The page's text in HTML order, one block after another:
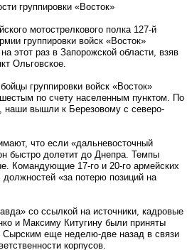
группировки «Восток»
мотострелкового полка 127-й
группировки войск «Восток»
этот раз в Запорожской области, взяв
Ольговское.
группировки войск «Восток»
по счету населенным пунктом. По
наши вышли к Березовому с северо-
что если «дальневосточный
быстро долетит до Днепра. Темпы
Командующие 17-го и 20-го армейских
«за потерю позиций на
со ссылкой на источники, кадровые
и Максиму Китугину были приняты
еще неделю-две назад в связи
корпусов.